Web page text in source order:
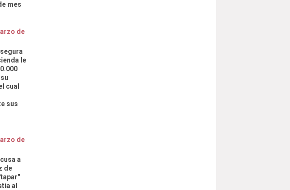
mes
de
le
cual
sus
de
a
de
al